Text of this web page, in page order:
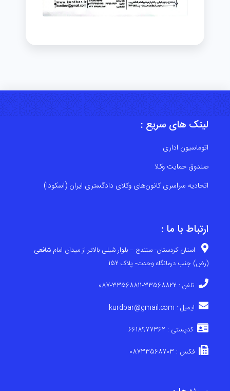
لینک های سریع :
اتوماسیون اداری
صندوق حمایت وکلا
اتحادیه سراسری کانون‌های وکلای دادگستری ایران (اسکودا)
ارتباط با ما :
استان کردستان- سنندج – بلوار شبلی بالاتر از میدان امام شافعی
(رض) جنب درمانگاه وحدت- پلاک 152
تلفن : 33568822-33568811-087
ایمیل : kurdbar@gmail.com
کدپستی : 6618977362
فکس : 08733568703